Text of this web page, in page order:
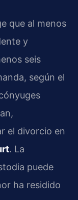
que al menos
y
seis
según el
el divorcio en
. La
puede
ha residido